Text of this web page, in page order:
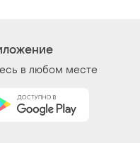
в любом месте